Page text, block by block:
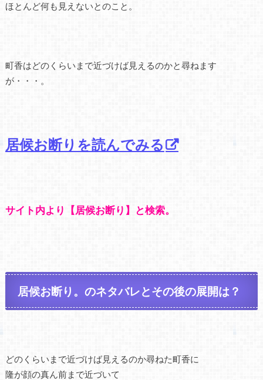
ほとんど何も見えないとのこと。
町香はどのくらいまで近づけば見えるのかと尋ねます
が・・・。
居候お断りを読んでみる
サイト内より【居候お断り】と検索。
居候お断り。のネタバレとその後の展開は？
どのくらいまで近づけば見えるのか尋ねた町香に
隆が顔の真ん前まで近づいて